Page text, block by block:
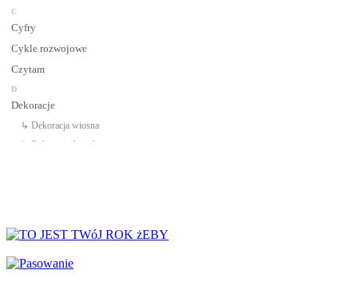
C
Cyfry
Cykle rozwojowe
Czytam
D
Dekoracje
↳ Dekoracja wiosna
↳ Dekoracje Jesień
Dinozaury
Dni Tygodnia